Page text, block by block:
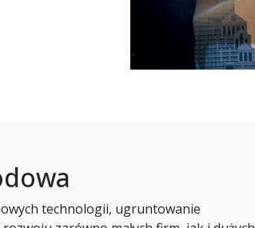
technologii, ugruntowanie